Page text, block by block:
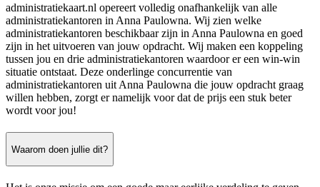
administratiekaart.nl opereert volledig onafhankelijk van alle
administratiekantoren in Anna Paulowna. Wij zien welke
administratiekantoren beschikbaar zijn in Anna Paulowna en goed
zijn in het uitvoeren van jouw opdracht. Wij maken een koppeling
tussen jou en drie administratiekantoren waardoor er een win-win
situatie ontstaat. Deze onderlinge concurrentie van
administratiekantoren uit Anna Paulowna die jouw opdracht graag
willen hebben, zorgt er namelijk voor dat de prijs een stuk beter
wordt voor jou!
Waarom doen jullie dit?